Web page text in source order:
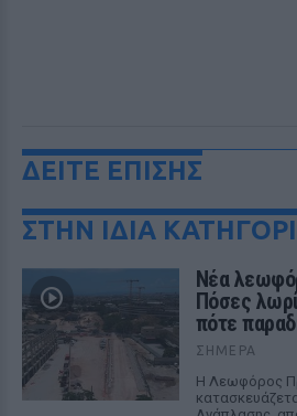
ΔΕΙΤΕ ΕΠΙΣΗΣ
ΣΤΗΝ ΙΔΙΑ
Νέα
Πόσες
πότε
ΣΉΜΕΡΑ
Η Λεωφόρος